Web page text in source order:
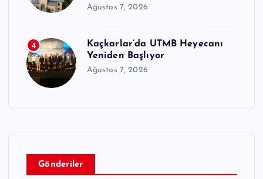
Ağustos 7, 2026
4
Kaçkarlar’da UTMB Heyecanı
Yeniden Başlıyor
Ağustos 7, 2026
Gönderiler